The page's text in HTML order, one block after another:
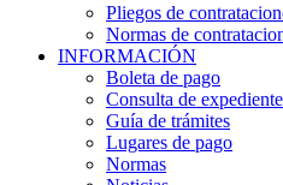
Pliegos de
Normas de
INFORMACIÓN
Boleta de pago
Consulta de
Guía de trámites
Lugares de pago
Normas